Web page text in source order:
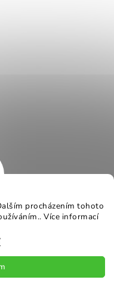
procházením tohoto
Více informací